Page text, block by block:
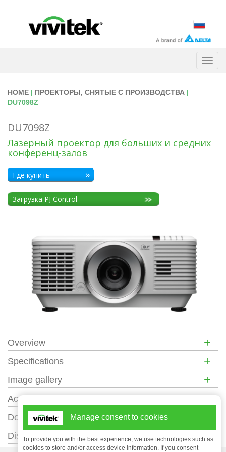
HOME | ПРОЕКТОРЫ, СНЯТЫЕ С ПРОИЗВОДСТВА |
DU7098Z
DU7098Z
Лазерный проектор для больших и средних
конференц-залов
Где купить
Загрузка PJ Control
Overview +
Specifications +
Image gallery +
Accessories +
Documentation
Distance Calculator +
Manage consent to cookies
To provide you with the best experience, we use technologies such as
cookies to store and/or access device information. If you consent